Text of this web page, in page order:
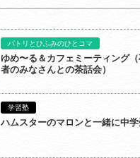
パトリとひふみのひとコマ
ゆめ〜る＆カフェミーティング
者のみなさんとの茶話会）
学習塾
ハムスターのマロンと一緒に中